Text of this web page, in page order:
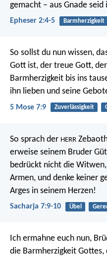
gemacht – aus Gnade
Epheser 2:4-5 Barmherzigkeit
So sollst du nun wissen,
Gott ist, der treue Gott,
Barmherzigkeit bis ins
ihn lieben und seine
5 Mose 7:9 Zuverlässigkeit
So sprach der HERR
erweise seinem Bruder
bedrückt nicht die
Armen, und denke keiner
Arges in seinem Herzen!
Sacharja 7:9-10 Übel
Ich ermahne euch nun,
die Barmherzigkeit